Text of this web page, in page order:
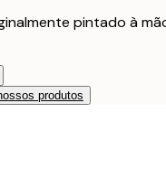
pintado à
produtos